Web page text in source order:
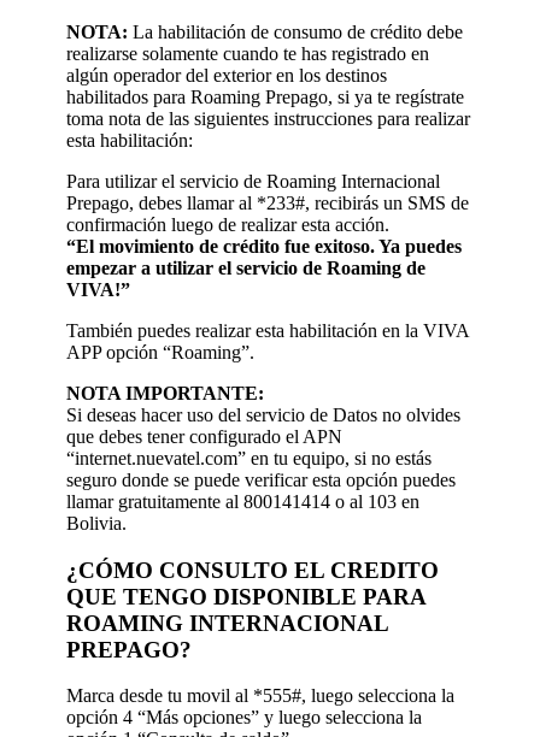
NOTA: La habilitación de consumo de crédito debe
realizarse solamente cuando te has registrado en
algún operador del exterior en los destinos
habilitados para Roaming Prepago, si ya te regístrate
toma nota de las siguientes instrucciones para realizar
esta habilitación:
Para utilizar el servicio de Roaming Internacional
Prepago, debes llamar al *233#, recibirás un SMS de
confirmación luego de realizar esta acción.
“El movimiento de crédito fue exitoso. Ya puedes
empezar a utilizar el servicio de Roaming de
VIVA!”
También puedes realizar esta habilitación en la VIVA
APP opción “Roaming”.
NOTA IMPORTANTE:
Si deseas hacer uso del servicio de Datos no olvides
que debes tener configurado el APN
“internet.nuevatel.com” en tu equipo, si no estás
seguro donde se puede verificar esta opción puedes
llamar gratuitamente al 800141414 o al 103 en
Bolivia.
¿CÓMO CONSULTO EL CREDITO
QUE TENGO DISPONIBLE PARA
ROAMING INTERNACIONAL
PREPAGO?
Marca desde tu movil al *555#, luego selecciona la
opción 4 “Más opciones” y luego selecciona la